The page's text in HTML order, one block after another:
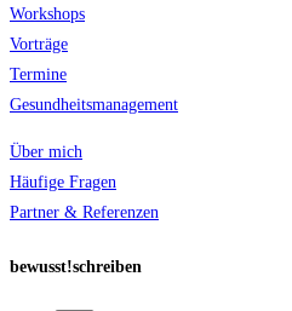
Workshops
Vorträge
Termine
Gesundheitsmanagement
Über mich
Häufige Fragen
Partner & Referenzen
bewusst!schreiben